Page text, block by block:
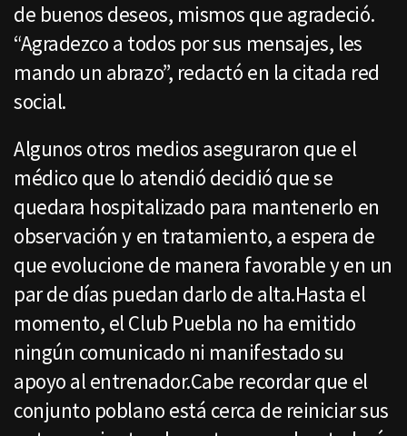
de buenos deseos, mismos que agradeció.
“Agradezco a todos por sus mensajes, les
mando un abrazo”, redactó en la citada red
social.
Algunos otros medios aseguraron que el
médico que lo atendió decidió que se
quedara hospitalizado para mantenerlo en
observación y en tratamiento, a espera de
que evolucione de manera favorable y en un
par de días puedan darlo de alta.Hasta el
momento, el Club Puebla no ha emitido
ningún comunicado ni manifestado su
apoyo al entrenador.Cabe recordar que el
conjunto poblano está cerca de reiniciar sus